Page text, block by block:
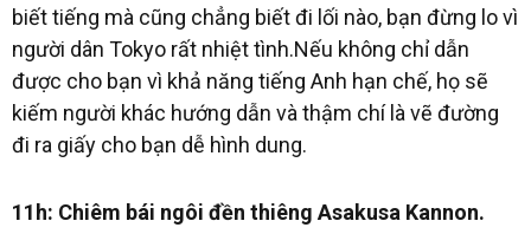
biết tiếng mà cũng chẳng biết đi lối nào, bạn đừng lo vì
người dân Tokyo rất nhiệt tình.Nếu không chỉ dẫn
được cho bạn vì khả năng tiếng Anh hạn chế, họ sẽ
kiếm người khác hướng dẫn và thậm chí là vẽ đường
đi ra giấy cho bạn dễ hình dung.
11h: Chiêm bái ngôi đền thiêng Asakusa Kannon.